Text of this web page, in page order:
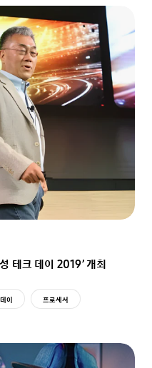
테크 데이 2019’ 개최
이 프로세서